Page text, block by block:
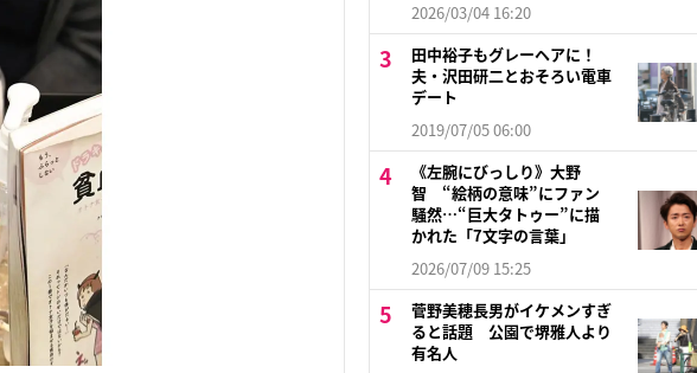
2026/03/04 16:20
田中裕子もグレーヘアに！
夫・沢田研二とおそろい電車
デート
2019/07/05 06:00
《左腕にびっしり》大野
智 “絵柄の意味”にファン
騒然…“巨大タトゥー”に描
かれた「7文字の言葉」
2026/07/09 15:25
菅野美穂長男がイケメンすぎ
ると話題 公園で堺雅人より
有名人